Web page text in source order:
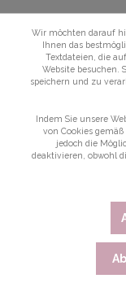
Wir möchten darauf
Ihnen das
Textdateien, die
Website besuchen.
speichern und zu
Indem Sie unsere
von Cookies gemäß
jedoch die
deaktivieren, obwohl